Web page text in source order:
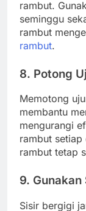
rambut.
seminggu
rambut
rambut.
8. Potong
Memotong
membantu
mengurangi
rambut
rambut tetap
9.
Sisir bergigi